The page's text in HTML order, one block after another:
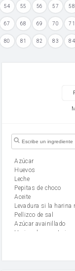
54 55 56 57 58
67 68 69 70 71
80 81 82 83 84
Azúcar
huevos
leche
Pepitas de choco
aceite
Levadura si la harina
Pellizco de sal
Azúcar avainillado
Harina de reposteria
mantequilla